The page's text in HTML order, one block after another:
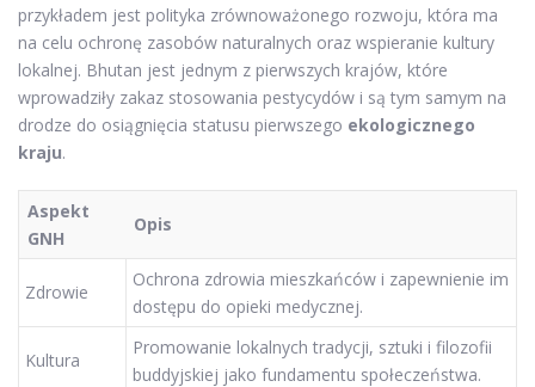
przykładem jest polityka zrównoważonego rozwoju, która ma
na celu ochronę zasobów naturalnych oraz wspieranie kultury
lokalnej. Bhutan jest jednym z pierwszych krajów, które
wprowadziły zakaz stosowania pestycydów i są tym samym na
drodze do osiągnięcia statusu pierwszego ekologicznego
kraju.
Aspekt
GNH
Opis
Zdrowie
Ochrona zdrowia mieszkańców i zapewnienie im
dostępu do opieki medycznej.
Kultura
Promowanie lokalnych tradycji, sztuki i filozofii
buddyjskiej jako fundamentu społeczeństwa.